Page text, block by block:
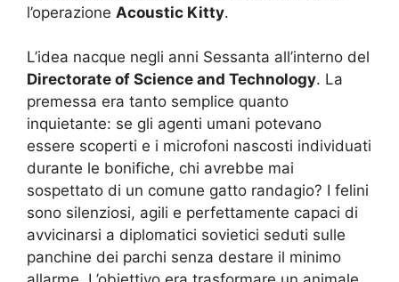
l’operazione Acoustic Kitty.
L’idea nacque negli anni Sessanta all’interno del
Directorate of Science and Technology. La
premessa era tanto semplice quanto
inquietante: se gli agenti umani potevano
essere scoperti e i microfoni nascosti individuati
durante le bonifiche, chi avrebbe mai
sospettato di un comune gatto randagio? I felini
sono silenziosi, agili e perfettamente capaci di
avvicinarsi a diplomatici sovietici seduti sulle
panchine dei parchi senza destare il minimo